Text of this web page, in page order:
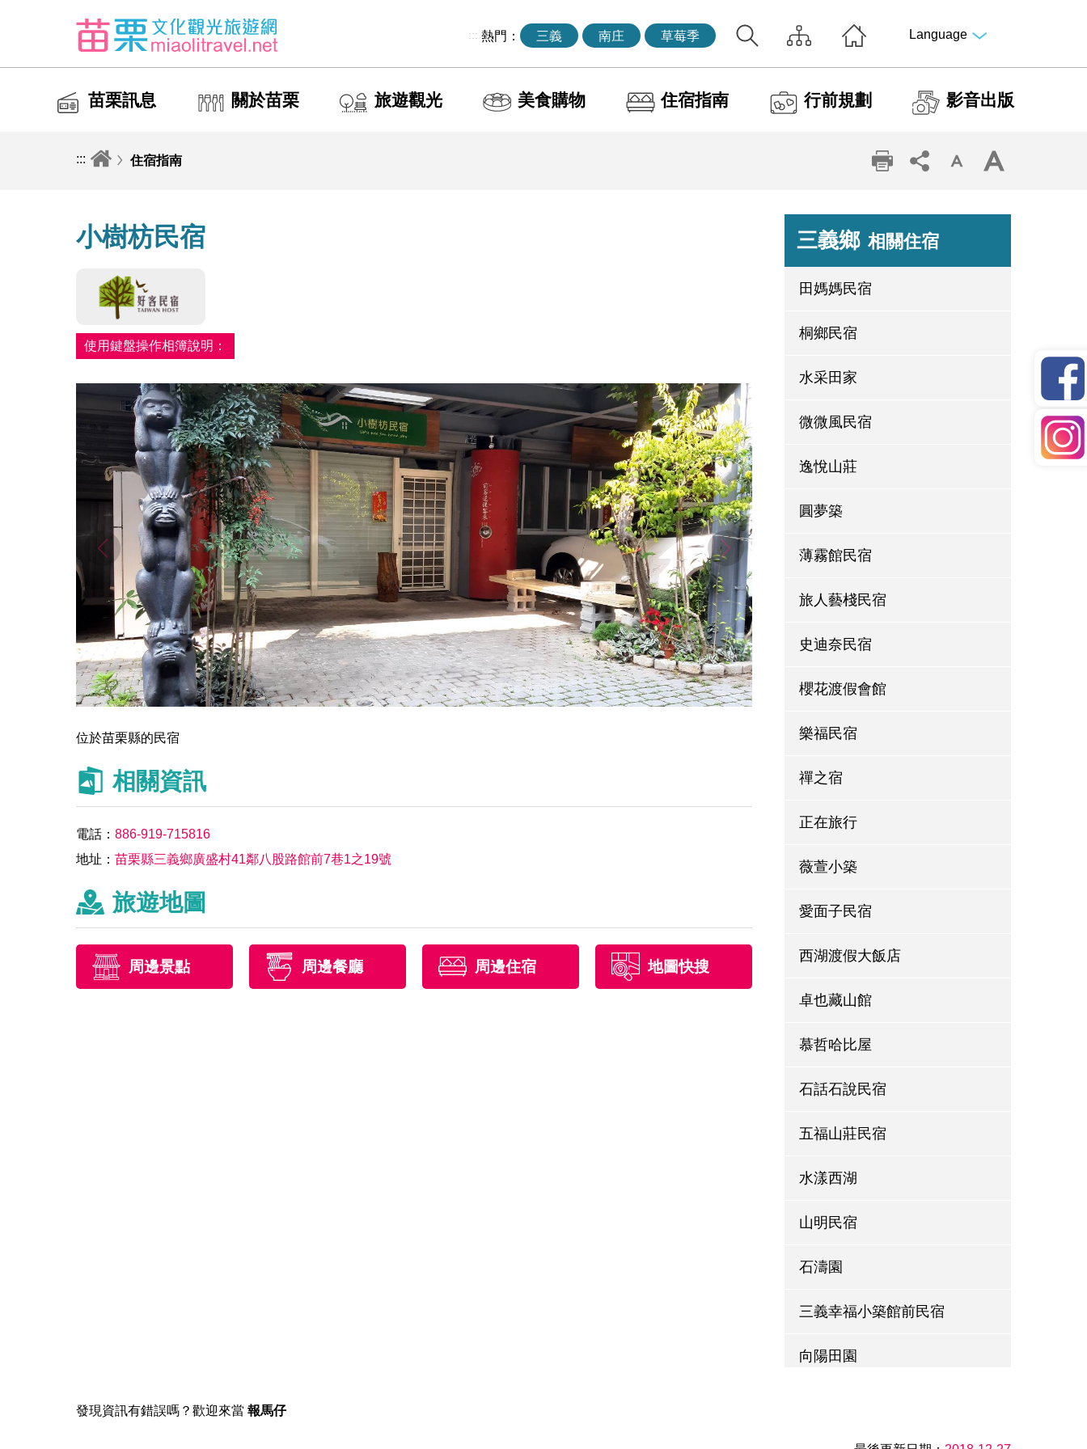
::: 熱門： 三義 南庄 草莓季 Language
苗栗訊息 關於苗栗 旅遊觀光 美食購物 住宿指南 行前規劃 影音出版
::: 住宿指南
小樹枋民宿
使用鍵盤操作相簿說明：
位於苗栗縣的民宿
相關資訊
電話：886-919-715816
地址：苗栗縣三義鄉廣盛村41鄰八股路館前7巷1之19號
旅遊地圖
周邊景點 周邊餐廳 周邊住宿 地圖快搜
三義鄉 相關住宿
田媽媽民宿
桐鄉民宿
水采田家
微微風民宿
逸悅山莊
圓夢築
薄霧館民宿
旅人藝棧民宿
史迪奈民宿
櫻花渡假會館
樂福民宿
禪之宿
正在旅行
薇萱小築
愛面子民宿
西湖渡假大飯店
卓也藏山館
慕哲哈比屋
石話石說民宿
五福山莊民宿
水漾西湖
山明民宿
石濤園
三義幸福小築館前民宿
向陽田園
巨缿民宿
發現資訊有錯誤嗎？歡迎來當報馬仔